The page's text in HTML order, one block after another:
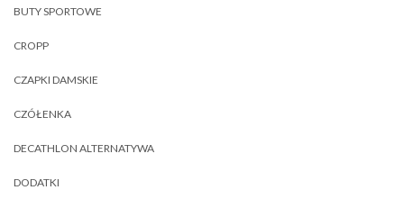
BUTY SPORTOWE
CROPP
CZAPKI DAMSKIE
CZÓŁENKA
DECATHLON ALTERNATYWA
DODATKI